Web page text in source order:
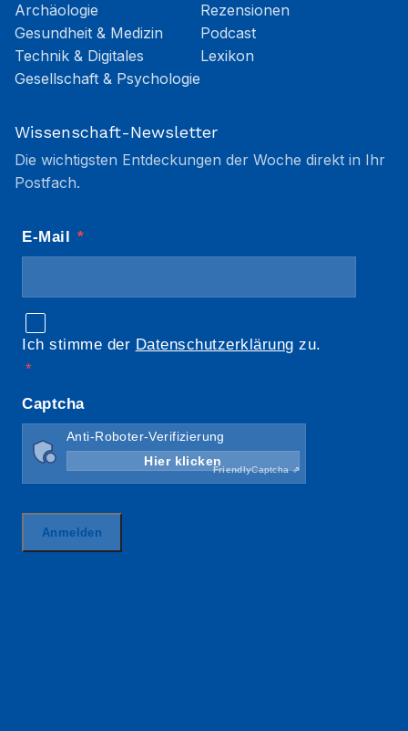
Archäologie
Gesundheit & Medizin
Technik & Digitales
Gesellschaft & Psychologie
Rezensionen
Podcast
Lexikon
Wissenschaft-Newsletter
Die wichtigsten Entdeckungen der Woche direkt in Ihr
Postfach.